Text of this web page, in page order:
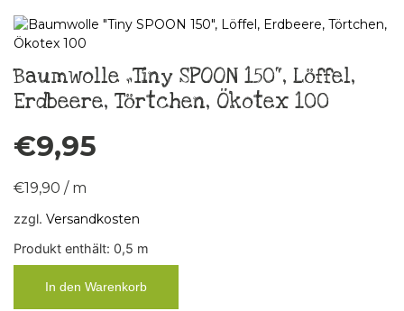
Baumwolle „Tiny SPOON 150“, Löffel,
Erdbeere, Törtchen, Ökotex 100
€9,95
€19,90 / m
zzgl. Versandkosten
Produkt enthält: 0,5 m
In den Warenkorb